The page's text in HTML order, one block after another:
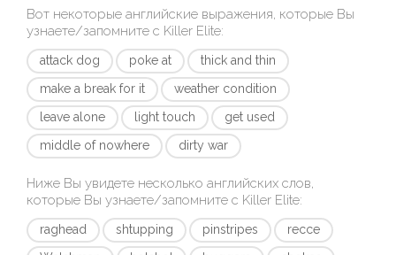
Вот некоторые английские выражения, которые Вы
узнаете/запомните с Killer Elite:
attack dog poke at
thick and thin
make a break for it
weather condition
leave alone
light touch
get used
middle of nowhere
dirty war
Ниже Вы увидете несколько английских слов,
которые Вы узнаете/запомните с Killer Elite:
raghead shtupping pinstripes
recce